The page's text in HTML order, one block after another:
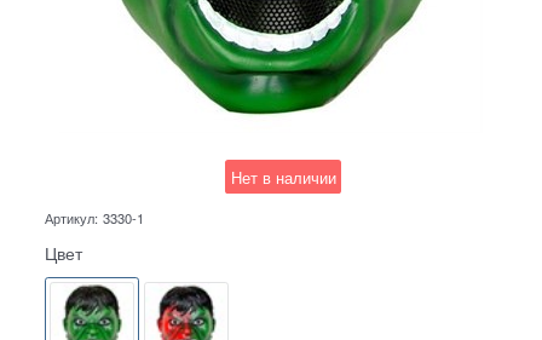
Нет в наличии
Артикул: 3330-1
Цвет